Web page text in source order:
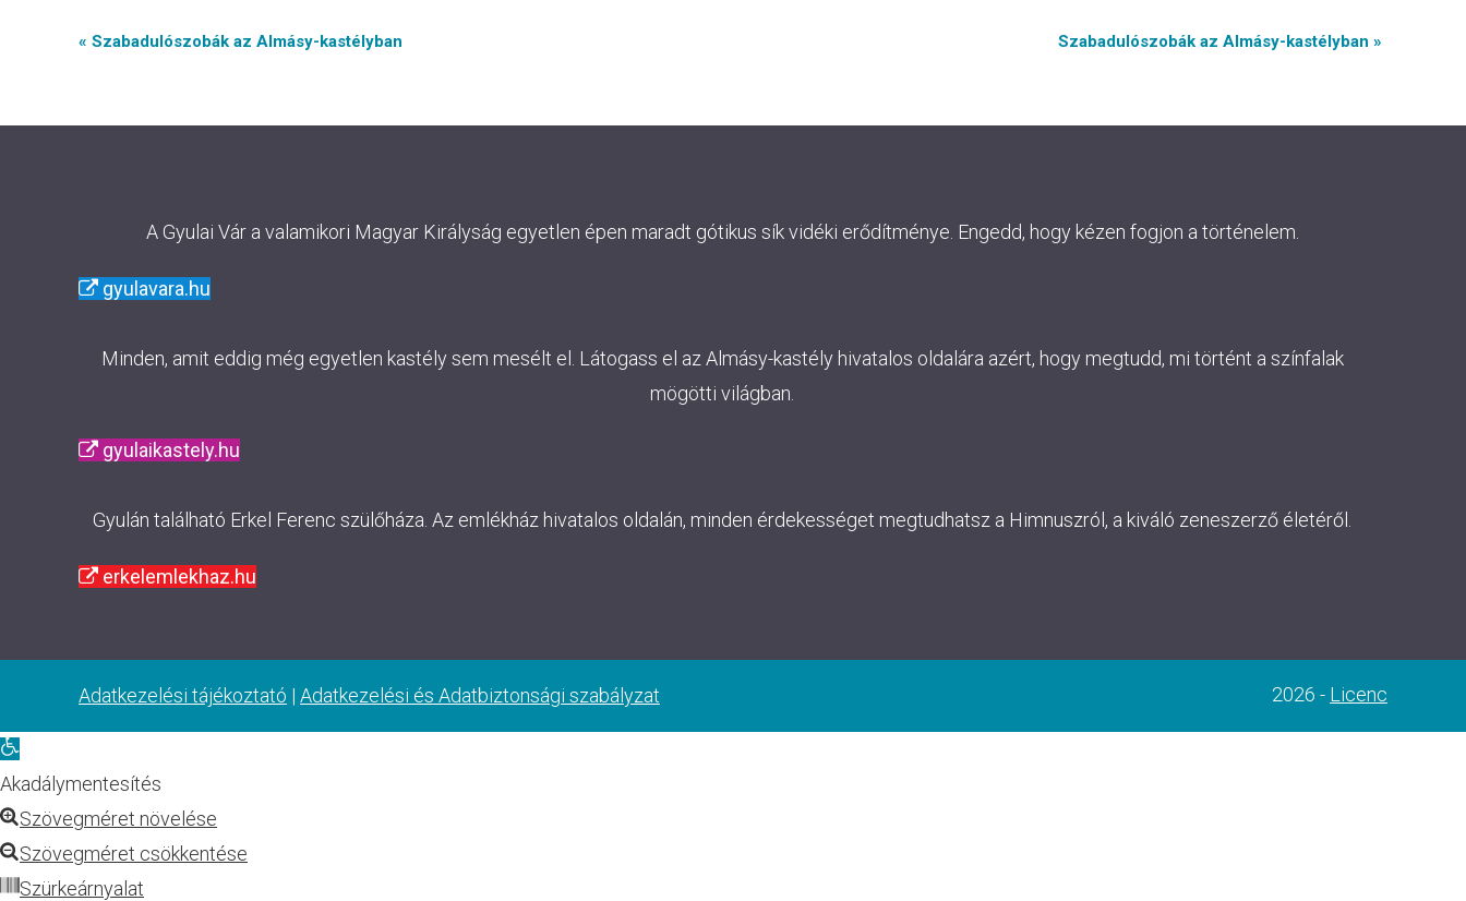
Event
« Szabadulószobák az Almásy-kastélyban Szabadulószobák az Almásy-kastélyban »
A Gyulai Vár a valamikori Magyar Királyság egyetlen épen maradt gótikus sík vidéki erődítménye. Engedd, hogy kézen fogjon a történelem.
gyulavara.hu
Minden, amit eddig még egyetlen kastély sem mesélt el. Látogass el az Almásy-kastély hivatalos oldalára azért, hogy megtudd, mi történt a színfalak
mögötti világban.
gyulaikastely.hu
Gyulán található Erkel Ferenc szülőháza. Az emlékház hivatalos oldalán, minden érdekességet megtudhatsz a Himnuszról, a kiváló zeneszerző életéről.
erkelemlekhaz.hu
Adatkezelési tájékoztató | Adatkezelési és Adatbiztonsági szabályzat 2026 - Licenc
Eszköztár
megnyitása
Akadálymentesítés
Szövegméret növelése
Szövegméret csökkentése
Szürkeárnyalat